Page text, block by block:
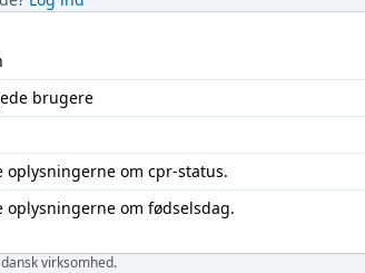
brugere
oplysningerne om cpr-status.
oplysningerne om fødselsdag.
virksomhed.